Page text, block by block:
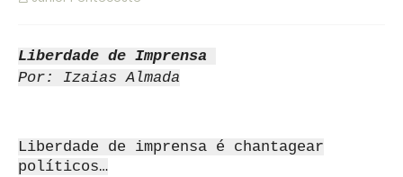
Liberdade de Imprensa
Por: Izaias Almada
Liberdade de imprensa é chantagear
políticos…